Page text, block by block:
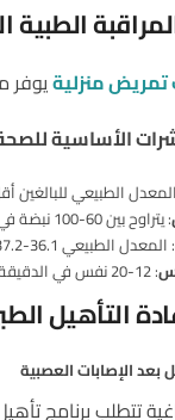
الطبية
منزليةيوفر
الأساسية
الطبيعي للبالغين أقل من 120/
: يتراوح بين 60-100 نبضة في الدقيقة للبالغين
: المعدل الطبيعي 36.1-37.2 درجة مئوية
: 12-20 نفس في الدقيقة للبالغي
التأهيل
بعد الإصابات العصبية
تتطلب برنامج